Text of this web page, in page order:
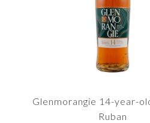
Glenmorangie 14-year-
Ruban